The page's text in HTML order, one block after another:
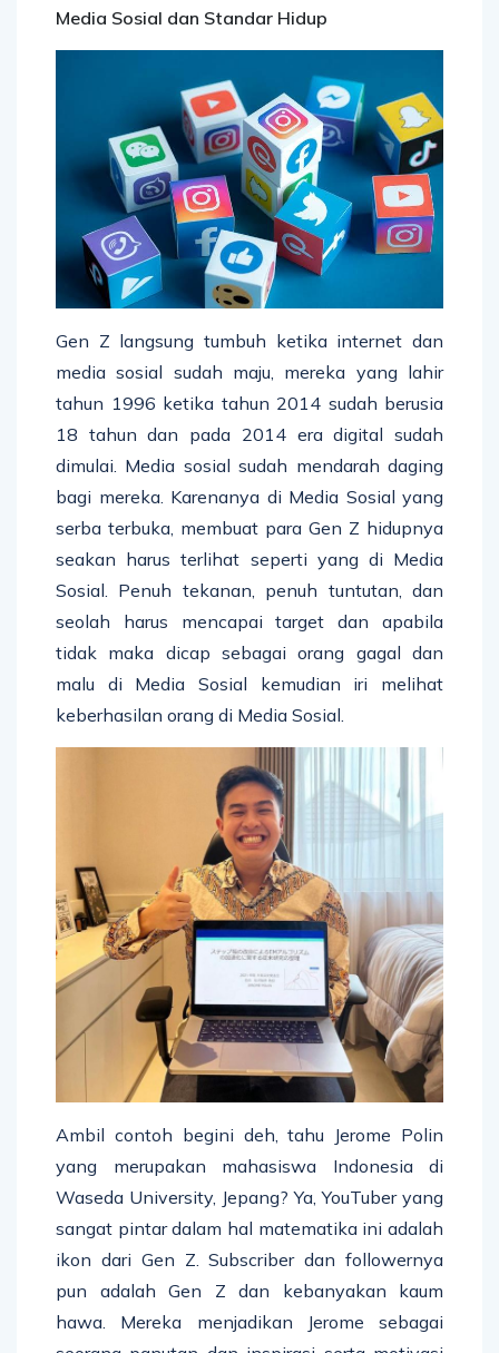
Media Sosial dan Standar Hidup
Gen Z langsung tumbuh ketika internet dan
media sosial sudah maju, mereka yang lahir
tahun 1996 ketika tahun 2014 sudah berusia
18 tahun dan pada 2014 era digital sudah
dimulai. Media sosial sudah mendarah daging
bagi mereka. Karenanya di Media Sosial yang
serba terbuka, membuat para Gen Z hidupnya
seakan harus terlihat seperti yang di Media
Sosial. Penuh tekanan, penuh tuntutan, dan
seolah harus mencapai target dan apabila
tidak maka dicap sebagai orang gagal dan
malu di Media Sosial kemudian iri melihat
keberhasilan orang di Media Sosial.
Ambil contoh begini deh, tahu Jerome Polin
yang merupakan mahasiswa Indonesia di
Waseda University, Jepang? Ya, YouTuber yang
sangat pintar dalam hal matematika ini adalah
ikon dari Gen Z. Subscriber dan followernya
pun adalah Gen Z dan kebanyakan kaum
hawa. Mereka menjadikan Jerome sebagai